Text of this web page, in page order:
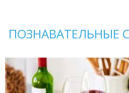
ПОЗНАВАТЕЛЬНЫЕ